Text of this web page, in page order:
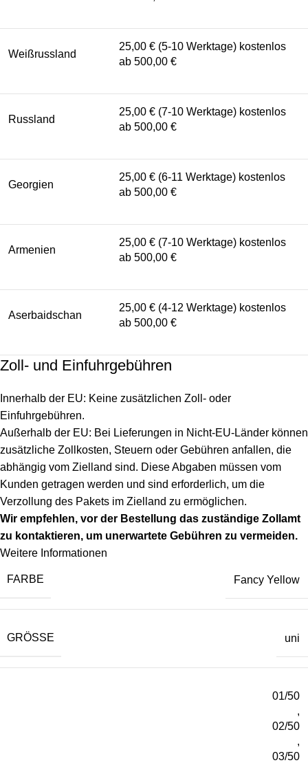
Weißrussland
25,00 € (5-10 Werktage) kostenlos
ab 500,00 €
Russland
25,00 € (7-10 Werktage) kostenlos
ab 500,00 €
Georgien
25,00 € (6-11 Werktage) kostenlos
ab 500,00 €
Armenien
25,00 € (7-10 Werktage) kostenlos
ab 500,00 €
Aserbaidschan
25,00 € (4-12 Werktage) kostenlos
ab 500,00 €
Zoll- und Einfuhrgebühren
Innerhalb der EU: Keine zusätzlichen Zoll- oder
Einfuhrgebühren.
Außerhalb der EU: Bei Lieferungen in Nicht-EU-Länder können
zusätzliche Zollkosten, Steuern oder Gebühren anfallen, die
abhängig vom Zielland sind. Diese Abgaben müssen vom
Kunden getragen werden und sind erforderlich, um die
Verzollung des Pakets im Zielland zu ermöglichen.
Wir empfehlen, vor der Bestellung das zuständige Zollamt
zu kontaktieren, um unerwartete Gebühren zu vermeiden.
Weitere Informationen
FARBE Fancy Yellow
GRÖSSE uni
01/50
,
02/50
,
03/50